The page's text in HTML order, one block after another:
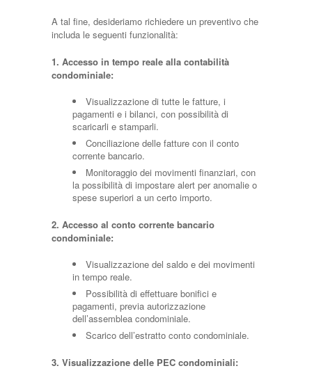
A tal fine, desideriamo richiedere un preventivo che
includa le seguenti funzionalità:
1. Accesso in tempo reale alla contabilità
condominiale:
Visualizzazione di tutte le fatture, i
pagamenti e i bilanci, con possibilità di
scaricarli e stamparli.
Conciliazione delle fatture con il conto
corrente bancario.
Monitoraggio dei movimenti finanziari, con
la possibilità di impostare alert per anomalie o
spese superiori a un certo importo.
2. Accesso al conto corrente bancario
condominiale:
Visualizzazione del saldo e dei movimenti
in tempo reale.
Possibilità di effettuare bonifici e
pagamenti, previa autorizzazione
dell’assemblea condominiale.
Scarico dell’estratto conto condominiale.
3. Visualizzazione delle PEC condominiali: